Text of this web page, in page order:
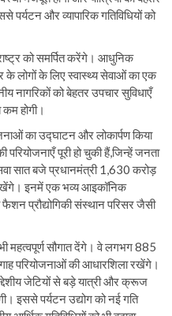
पर्यटन और व्यापारिक गतिविधियों को
को समर्पित करेंगे। आधुनिक
के लोगों के लिए स्वास्थ्य सेवाओं का एक
नागरिकों को बेहतर उपचार सुविधाएँ
होगी।
का उद्घाटन और लोकार्पण किया
पूरी हो चुकी हैं,जिन्हें जनता
सात बजे प्रधानमंत्री 1,630 करोड़
इनमें एक भव्य आइकॉनिक
प्रौद्योगिकी संस्थान परिसर जैसी
महत्वपूर्ण सौगात देंगे। वे लगभग 885
परियोजनाओं की आधारशिला रखेंगे।
जेटियों से बड़े यात्री और क्रूज
इससे पर्यटन उद्योग को नई गति